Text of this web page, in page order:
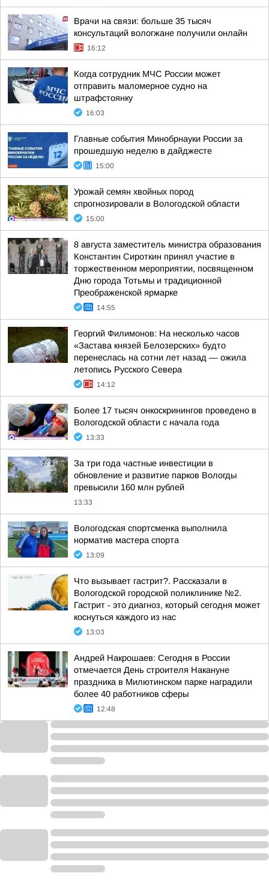
Врачи на связи: больше 35 тысяч
консультаций вологжане получили онлайн
16:12
Когда сотрудник МЧС России может
отправить маломерное судно на
штрафстоянку
16:03
Главные события Минобрнауки России за
прошедшую неделю в дайджесте
15:00
Урожай семян хвойных пород
спрогнозировали в Вологодской области
15:00
8 августа заместитель министра образования
Константин Сироткин принял участие в
торжественном мероприятии, посвященном
Дню города Тотьмы и традиционной
Преображенской ярмарке
14:55
Георгий Филимонов: На несколько часов
«Застава князей Белозерских» будто
перенеслась на сотни лет назад — ожила
летопись Русского Севера
14:12
Более 17 тысяч онкоскринингов проведено в
Вологодской области с начала года
13:33
За три года частные инвестиции в
обновление и развитие парков Вологды
превысили 160 млн рублей
13:33
Вологодская спортсменка выполнила
норматив мастера спорта
13:09
Что вызывает гастрит?. Рассказали в
Вологодской городской поликлинике №2.
Гастрит - это диагноз, который сегодня может
коснуться каждого из нас
13:03
Андрей Накрошаев: Сегодня в России
отмечается День строителя Накануне
праздника в Милютинском парке наградили
более 40 работников сферы
12:48